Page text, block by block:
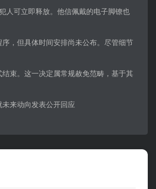
人可立即释放。他信佩戴的电子脚镣也
，但具体时间安排尚未公布。尽管细节
束。这一决定属常规赦免范畴，基于其
来动向发表公开回应